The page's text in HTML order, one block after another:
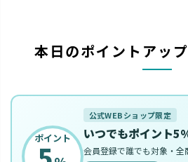
本日のポイントアッ
ポイント
公式WEBショップ限定
いつでもポイント
会員登録で誰でも対象・全